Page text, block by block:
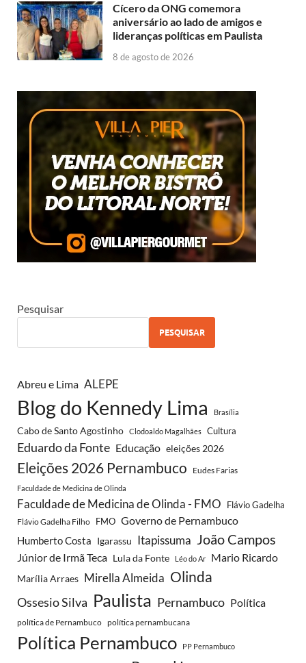
Cícero da ONG comemora
aniversário ao lado de amigos e
lideranças políticas em Paulista
8 de agosto de 2026
Pesquisar
PESQUISAR
Abreu e Lima ALEPE
Blog do Kennedy Lima Brasília
Cabo de Santo Agostinho Clodoaldo Magalhães Cultura
Eduardo da Fonte Educação eleições 2026
Eleições 2026 Pernambuco Eudes Farias
Faculdade de Medicina de Olinda
Faculdade de Medicina de Olinda - FMO Flávio Gadelha
Flávio Gadelha Filho FMO Governo de Pernambuco
Humberto Costa Igarassu Itapissuma João Campos
Júnior de Irmã Teca Lula da Fonte Léo do Ar Mario Ricardo
Marília Arraes Mirella Almeida Olinda
Ossesio Silva Paulista Pernambuco Política
política de Pernambuco política pernambucana
Política Pernambuco PP Pernambuco